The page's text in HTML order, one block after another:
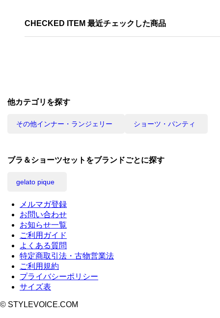
CHECKED ITEM 最近チェックした商品
他カテゴリを探す
ショーツ・パンティ
その他インナー・ランジェリー
ブラ＆ショーツセットをブランドごとに探す
gelato pique
メルマガ登録
お問い合わせ
お知らせ一覧
ご利用ガイド
よくある質問
特定商取引法・古物営業法
ご利用規約
プライバシーポリシー
サイズ表
© STYLEVOICE.COM